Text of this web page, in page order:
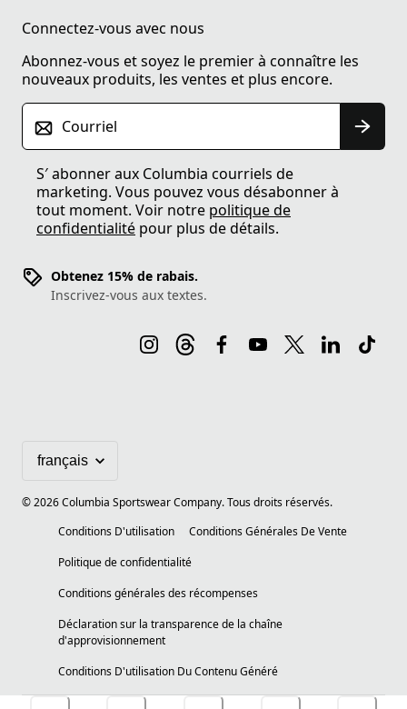
Connectez-vous avec nous
Abonnez-vous et soyez le premier à connaître les
nouveaux produits, les ventes et plus encore.
Courriel
S′ abonner aux Columbia courriels de
marketing. Vous pouvez vous désabonner à
tout moment. Voir notre politique de
confidentialité pour plus de détails.
Obtenez 15% de rabais.
Inscrivez-vous aux textes.
©2026Columbia Sportswear Company. Tous droits réservés.
Conditions D'utilisation
Conditions Générales De Vente
Politique de confidentialité
Conditions générales des récompenses
Déclaration sur la transparence de la chaîne
d'approvisionnement
Conditions D'utilisation Du Contenu Généré